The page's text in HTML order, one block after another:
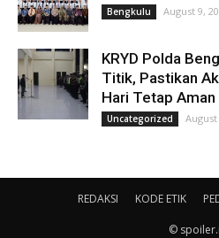
Bengkulu August 9,
KRYD Polda
Titik, Pastikan
Hari Tetap Aman
Uncategorized August
REDAKSI KODE ETIK
©